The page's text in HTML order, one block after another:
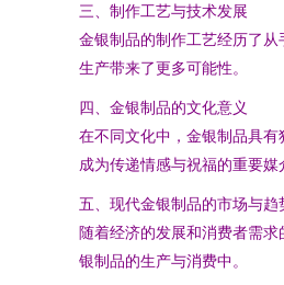
三、制作工艺与技术发展
金银制品的制作工艺经历了
生产带来了更多可能性。
四、金银制品的文化意义
在不同文化中，金银制品具
成为传递情感与祝福的重要媒
五、现代金银制品的市场与趋
随着经济的发展和消费者需
银制品的生产与消费中。